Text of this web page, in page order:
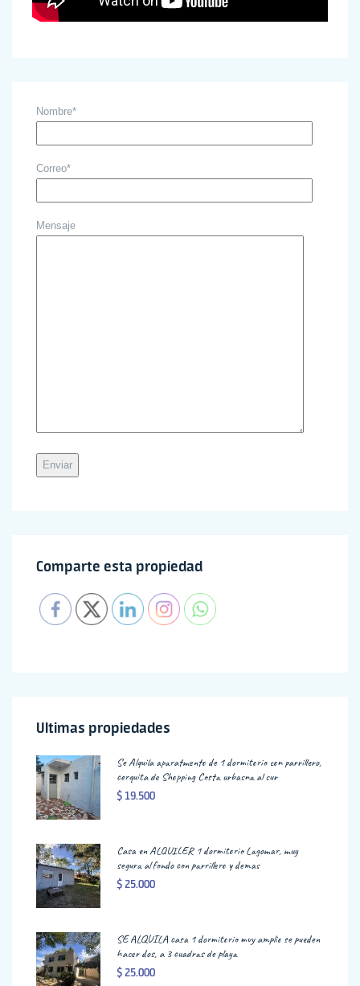
Nombre*
Correo*
Mensaje
Comparte esta propiedad
Ultimas propiedades
Se Alquila aparatmento de 1 dormitorio con parrillero,
cerquita de Shopping Costa urbasna al sur
$ 19.500
Casa en ALQUILER 1 dormitorio Lagomar, muy
segura al fondo con parrillero y demas
$ 25.000
SE ALQUILA casa 1 dormitorio muy amplio se pueden
hacer dos, a 3 cuadras de playa
$ 25.000